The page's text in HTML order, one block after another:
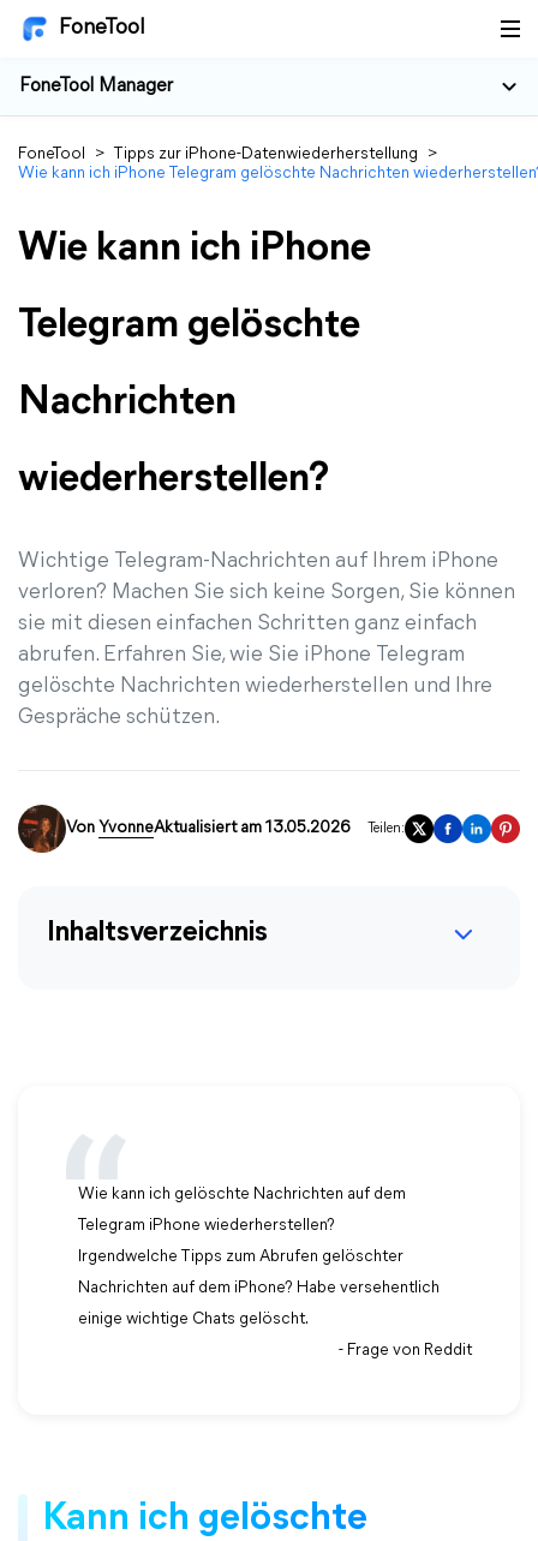
FoneTool
FoneTool Manager
FoneTool > Tipps zur iPhone-Datenwiederherstellung
>
Wie kann ich iPhone Telegram gelöschte Nachrichten
Wie kann ich iPhone
Telegram gelöschte
Nachrichten
wiederherstellen?
Wichtige Telegram-Nachrichten auf Ihrem iPhone
verloren? Machen Sie sich keine Sorgen, Sie können
sie mit diesen einfachen Schritten ganz einfach
abrufen. Erfahren Sie, wie Sie iPhone Telegram
gelöschte Nachrichten wiederherstellen und Ihre
Gespräche schützen.
Von YvonneAktualisiert am 13.05.2026 Teilen:
Inhaltsverzeichnis
Wie kann ich gelöschte Nachrichten auf dem
Telegram iPhone wiederherstellen?
Irgendwelche Tipps zum Abrufen gelöschter
Nachrichten auf dem iPhone? Habe versehentlich
einige wichtige Chats gelöscht.
- Frage von Reddit
Kann ich gelöschte